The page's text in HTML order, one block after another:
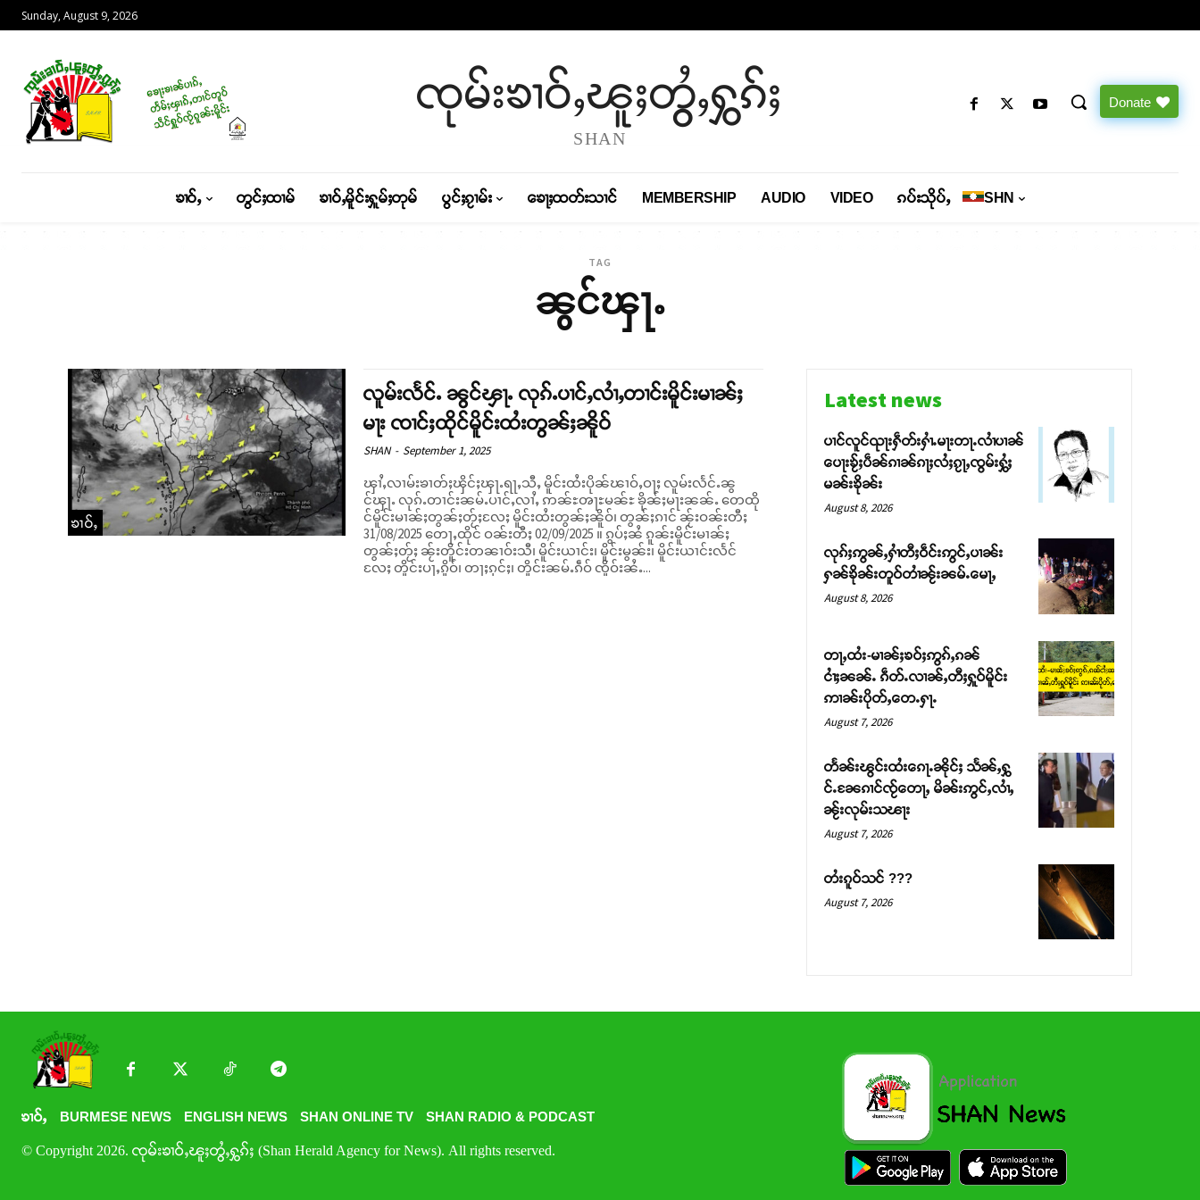
Sunday, August 9, 2026
ၸုမ်းၶၢဝ်ႇၽူႈတွႆႇႁွၵ်ႈ
SHAN
Donate
ၶၢဝ်ႇ တွင်ႈထၢမ် ၶၢဝ်ႇမိူင်းႁူမ်ႈတုမ် ပွင်ႈၵႂၢမ်း ၶေႃႈထတ်းသၢင် MEMBERSHIP AUDIO VIDEO ၵပ်းသိုပ်ႇ SHN
TAG
ၼွင်ၾႃႉ
ၶၢဝ်ႇ
လူမ်းလႅင်ႉ ၼွင်ၾႃႉ လုၵ်ႉပၢင်ႇလၢႆႇတၢင်းမိူင်းမၢၼ်ႈ
မႃး ၸၢင်ႈထိုင်မိူင်းထႆးတွၼ်ႈၼိူဝ်
SHAN - September 1, 2025
ၾၢႆႇလၢမ်းၶၢတ်ႈၾိင်ႈၾႃႉရႃႇသီႇ မိူင်းထႆးပိုၼ်ၽၢဝ်ႇဝႃႈ လူမ်းလႅင်ႉၼွ
င်ၾႃႉ လုၵ်ႉတၢင်းၼမ်ႉပၢင်ႇလၢႆႇ ဢၼ်ႊၻႃႊမၼ်ႊ ၶိုၼ်ႈမႃးၼၼ်ႉ တေထို
င်မိူင်းမၢၼ်ႈတွၼ်ႈတႂ်ႈလႄႈ မိူင်းထႆးတွၼ်ႈၼိူဝ်၊ တွၼ်ႈၵၢင် ၼႂ်းဝၼ်းတီႈ
31/08/2025 တေႃႇထိုင် ဝၼ်းတီႈ 02/09/2025 ။ ၵွပ်ႈၼႆ ၵူၼ်းမိူင်းမၢၼ်ႈ
တွၼ်ႈတႂ်ႈ ၼႂ်းတိူင်းတၼၢဝ်းသီ၊ မိူင်းယၢင်း၊ မိူင်းမွၼ်း၊ မိူင်းယၢင်းလႅင်
လႄႈ တိူင်းပႃႇၵိူဝ်၊ တႃႈၵုင်ႈ၊ တိူင်းၼမ်ႉၵဵဝ် ၸိူဝ်းၼႆႉ...
Latest news
ပၢင်လူင်ၺႃးႁဵတ်းႁၢႆႉမႃးတႃႉလၢႆပၢၼ် ​​
ပေႃးၶႂ်ႈပဵၼ်ၵၢၼ်ၵႃႈလႆႈၵႂႃႇၸွမ်းႁွႆႈ
မၼ်းၶိုၼ်း
August 8, 2026
လုၵ်ႈဢွၼ်ႇႁၢႆတီႈဝဵင်းဢွင်ႇပၢၼ်း
ႁၼ်ၶိုၼ်းတူဝ်တၢႆၼႂ်းၼမ်ႉမေႃႇ
August 8, 2026
တႃႇထႆး-မၢၼ်ႈၶဝ်ႈဢွၵ်ႇၵၼ်
ငၢႆႈၼၼ်ႉ ၵဵတ်ႉလၢၼ်ႇတီႈႁူဝ်မိူင်း
ဢၢၼ်းပိုတ်ႇတေႉႁႃႉ
August 7, 2026
တႅၼ်းၽွင်းထႆးၵေႃႉၼိုင်ႈ သႅၼ်ႇႁွ
င်ႉၼႄၵၢင်ၸႂ်တေႃႇ မိၼ်းဢွင်ႇလၢႆႇ
ၼႂ်းလုမ်းသၽႃး
August 7, 2026
တႆးၵူဝ်သင် ???
August 7, 2026
ၶၢဝ်ႇ BURMESE NEWS ENGLISH NEWS SHAN ONLINE TV SHAN RADIO & PODCAST
© Copyright 2026. ၸုမ်းၶၢဝ်ႇၽူႈတွႆႇႁွၵ်ႈ (Shan Herald Agency for News). All rights reserved.